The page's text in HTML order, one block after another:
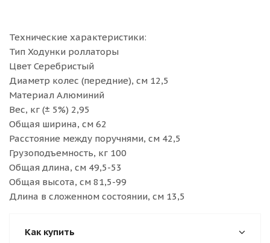
Технические характеристики:
Тип Ходунки роллаторы
Цвет Серебристый
Диаметр колес (передние), см 12,5
Материал Алюминий
Вес, кг (± 5%) 2,95
Общая ширина, см 62
Расстояние между поручнями, см 42,5
Грузоподъемность, кг 100
Общая длина, см 49,5-53
Общая высота, см 81,5-99
Длина в сложенном состоянии, см 13,5
Как купить